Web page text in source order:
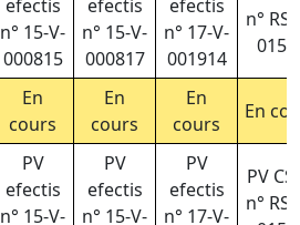
efectis
n° 15-V-
000815
efectis
n° 15-V-
000817
efectis
n° 17-V-
001914
n°
015/
En
cours
En
cours
En
cours
En
PV
efectis
n° 15-V-
PV
efectis
n° 15-V-
PV
efectis
n° 17-V-
PV
n°